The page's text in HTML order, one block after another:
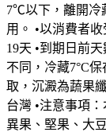
7℃以下，離開冷
用。 •以消費者
19天 •到期日前
不同，冷藏7°C
取，沉澱為蔬果
台灣 •注意事項
異果、堅果、大